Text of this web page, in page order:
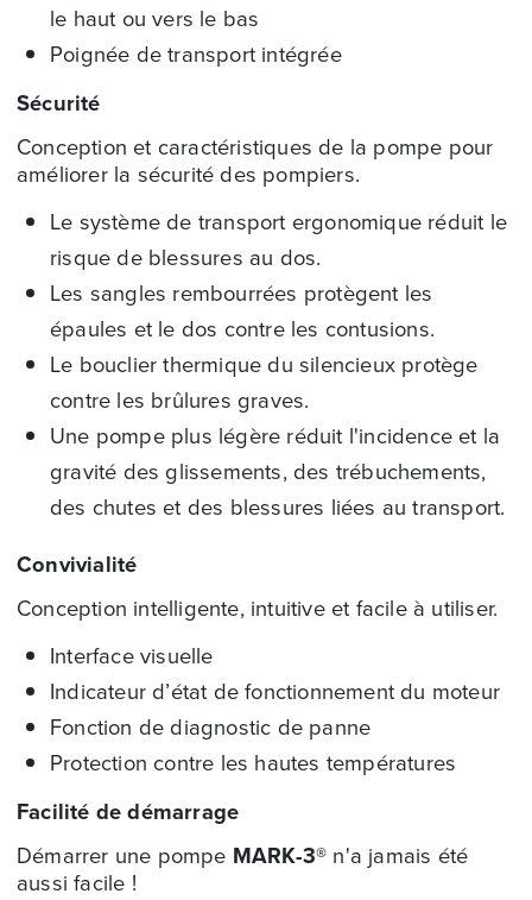
le haut ou vers le bas
Poignée de transport intégrée
Sécurité
Conception et caractéristiques de la pompe pour
améliorer la sécurité des pompiers.
Le système de transport ergonomique réduit le
risque de blessures au dos.
Les sangles rembourrées protègent les
épaules et le dos contre les contusions.
Le bouclier thermique du silencieux protège
contre les brûlures graves.
Une pompe plus légère réduit l'incidence et la
gravité des glissements, des trébuchements,
des chutes et des blessures liées au transport.
Convivialité
Conception intelligente, intuitive et facile à utiliser.
Interface visuelle
Indicateur d’état de fonctionnement du moteur
Fonction de diagnostic de panne
Protection contre les hautes températures
Facilité de démarrage
Démarrer une pompe MARK-3® n'a jamais été
aussi facile !